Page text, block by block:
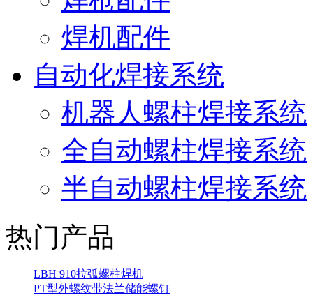
焊机配件
自动化焊接系统
机器人螺柱焊接系统
全自动螺柱焊接系统
半自动螺柱焊接系统
热门产品
LBH 910拉弧螺柱焊机
PT型外螺纹带法兰储能螺钉